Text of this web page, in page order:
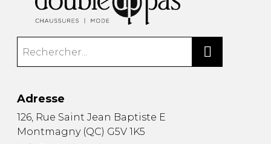
Adresse
126, Rue Saint Jean Baptiste E
Montmagny (QC) G5V 1K5